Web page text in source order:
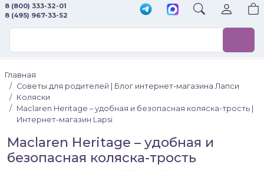
8 (800) 333-32-01
8 (495) 967-33-52
Главная
Советы для родителей | Блог интернет-магазина Лапси
Коляски
Maclaren Heritage – удобная и безопасная коляска-трость |
Интернет-магазин Lapsi
Maclaren Heritage – удобная и
безопасная коляска-трость